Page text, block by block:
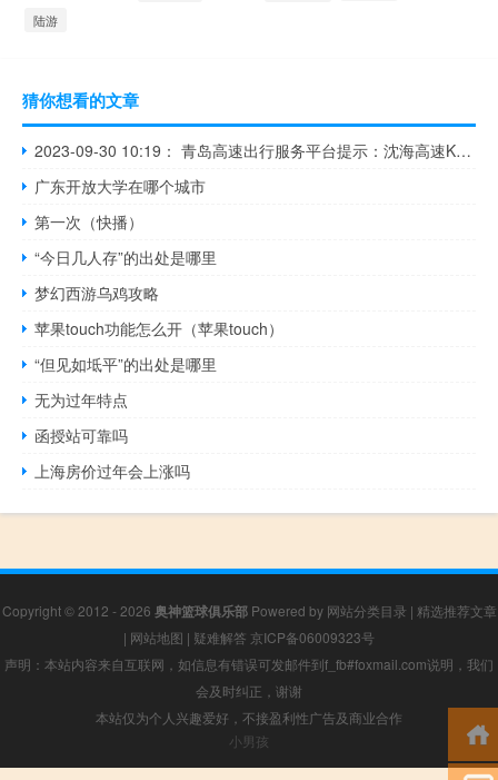
陆游
猜你想看的文章
2023-09-30 10:19： 青岛高速出行服务平台提示：沈海高速K615日照方向发生交通事故，请过往司乘人员谨慎驾驶，注意避让。​​​
广东开放大学在哪个城市
第一次（快播）
“今日几人存”的出处是哪里
梦幻西游乌鸡攻略
苹果touch功能怎么开（苹果touch）
“但见如坻平”的出处是哪里
无为过年特点
函授站可靠吗
上海房价过年会上涨吗
Copyright © 2012 - 2026 奥神篮球俱乐部Powered by 网站分类目录 | 精选推荐文章
| 网站地图 | 疑难解答 京ICP备06009323号
声明：本站内容来自互联网，如信息有错误可发邮件到f_fb#foxmail.com说明，我们
会及时纠正，谢谢
本站仅为个人兴趣爱好，不接盈利性广告及商业合作
小男孩